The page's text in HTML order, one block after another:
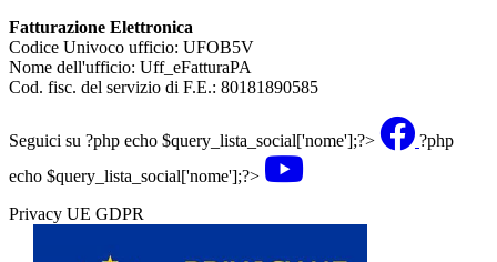
Fatturazione Elettronica
Codice Univoco ufficio: UFOB5V
Nome dell'ufficio: Uff_eFatturaPA
Cod. fisc. del servizio di F.E.: 80181890585
Seguici su ?php echo $query_lista_social['nome'];?>
?php
echo $query_lista_social['nome'];?>
Privacy UE GDPR